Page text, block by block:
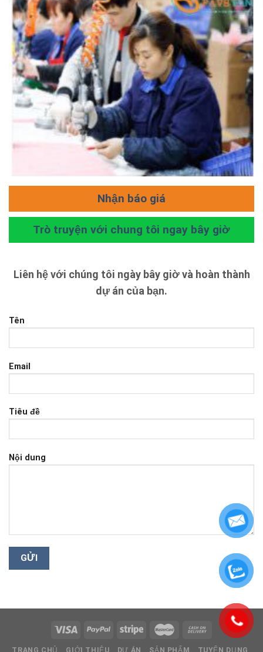
Nhận báo giá
Trò truyện với chung tôi ngay bây giờ
Liên hệ với chúng tôi ngày bây giờ và hoàn thành
dự án của bạn.
Tên
Email
Tiêu đề
Nội dung
TRANG CHỦ GIỚI THIỆU DỰ ÁN SẢN PHẨM TUYỂN DỤNG